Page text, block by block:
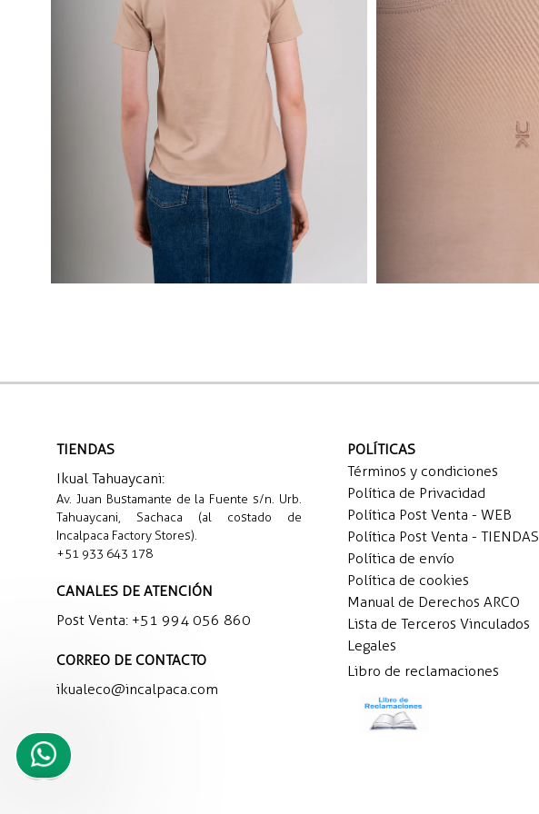
TIENDAS
Ikual Tahuaycani:
Av. Juan Bustamante de la Fuente s/n. Urb.
Tahuaycani, Sachaca (al costado de
Incalpaca Factory Stores).
+51 933 643 178
CANALES DE ATENCIÓN
Post Venta: +51 994 056 860
CORREO DE CONTACTO
ikualeco@incalpaca.com
POLÍTICAS
Términos y condiciones
Política de Privacidad
Política Post Venta - WEB
Política Post Venta - TIENDAS
Política de envío
Política de cookies
Manual de Derechos ARCO
Lista de Terceros Vinculados
Legales
Libro de reclamaciones